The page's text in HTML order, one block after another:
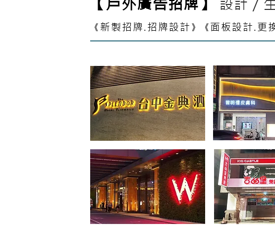
【戶外廣告招牌】 設計 /
《 新製招牌.招牌設計 》《面板設計.更